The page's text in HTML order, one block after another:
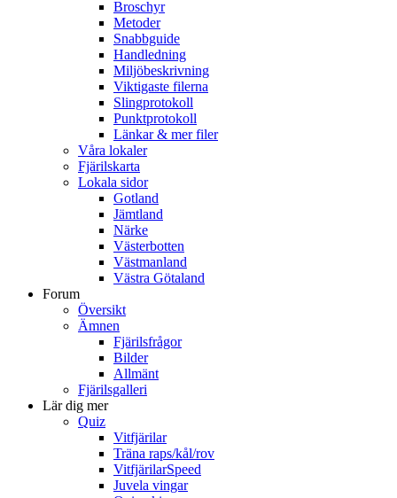
Broschyr
Metoder
Snabbguide
Handledning
Miljöbeskrivning
Viktigaste filerna
Slingprotokoll
Punktprotokoll
Länkar & mer filer
Våra lokaler
Fjärilskarta
Lokala sidor
Gotland
Jämtland
Närke
Västerbotten
Västmanland
Västra Götaland
Forum
Översikt
Ämnen
Fjärilsfrågor
Bilder
Allmänt
Fjärilsgalleri
Lär dig mer
Quiz
Vitfjärilar
Träna raps/kål/rov
VitfjärilarSpeed
Juvela vingar